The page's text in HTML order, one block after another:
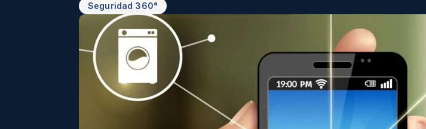
Seguridad 360°